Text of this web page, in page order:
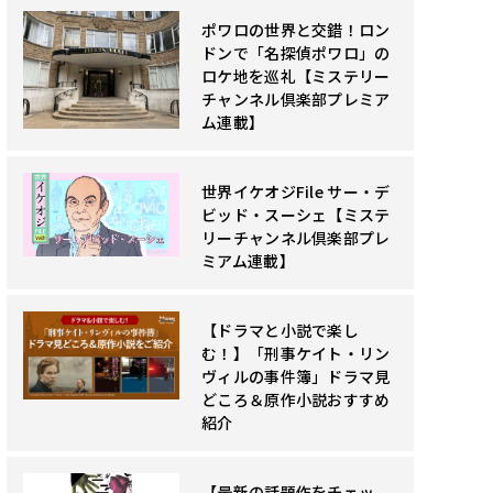
ポワロの世界と交錯！ロン
ドンで「名探偵ポワロ」の
ロケ地を巡礼【ミステリー
チャンネル倶楽部プレミア
ム連載】
世界イケオジFile サー・デ
ビッド・スーシェ【ミステ
リーチャンネル倶楽部プレ
ミアム連載】
【ドラマと小説で楽し
む！】「刑事ケイト・リン
ヴィルの事件簿」ドラマ見
どころ＆原作小説おすすめ
紹介